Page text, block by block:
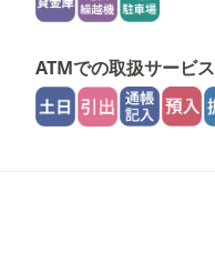
ATMでの取扱サービス